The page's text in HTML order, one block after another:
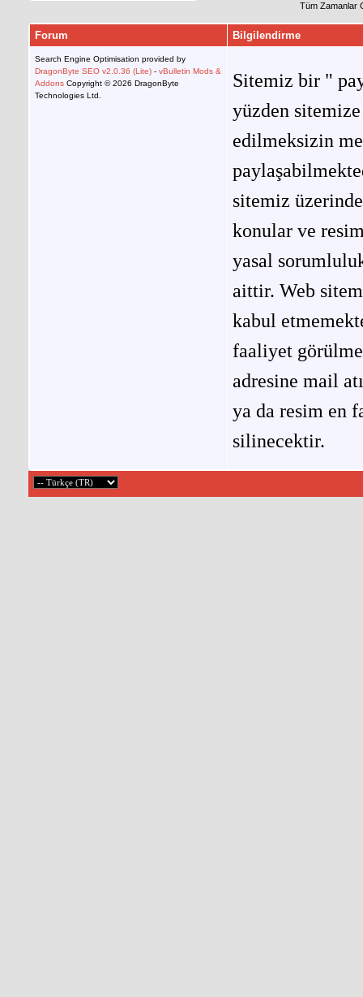
Tüm Zamanlar
Forum Bilgilendirme
Search Engine Optimisation provided by
DragonByte SEO v2.0.36 (Lite) - vBulletin Mods &
Addons Copyright © 2026 DragonByte
Technologies Ltd.
Sitemiz bir "
yüzden
edilmeksizin
sitemiz
konular ve
yasal
aittir. Web
kabul
faaliyet
adresine mail
ya da resim en
silinecektir.